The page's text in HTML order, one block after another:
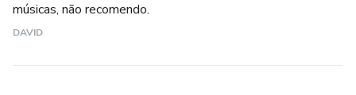
músicas, não recomendo.
DAVID